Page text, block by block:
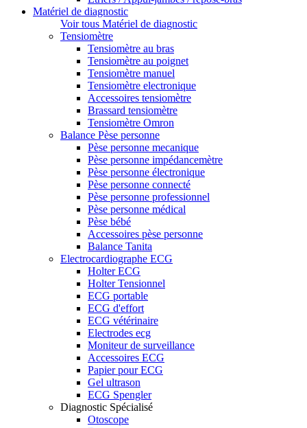
Matériel de diagnostic
Voir tous Matériel de diagnostic
Tensiomètre
Tensiomètre au bras
Tensiomètre au poignet
Tensiomètre manuel
Tensiomètre electronique
Accessoires tensiomètre
Brassard tensiomètre
Tensiomètre Omron
Balance Pèse personne
Pèse personne mecanique
Pèse personne impédancemètre
Pèse personne électronique
Pèse personne connecté
Pèse personne professionnel
Pèse personne médical
Pèse bébé
Accessoires pèse personne
Balance Tanita
Electrocardiographe ECG
Holter ECG
Holter Tensionnel
ECG portable
ECG d'effort
ECG vétérinaire
Electrodes ecg
Moniteur de surveillance
Accessoires ECG
Papier pour ECG
Gel ultrason
ECG Spengler
Diagnostic Spécialisé
Otoscope